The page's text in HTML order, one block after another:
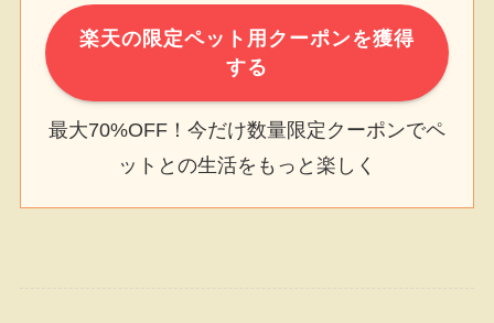
楽天の限定ペット用クーポンを獲得
する
最大70%OFF！今だけ数量限定クーポンでペ
ットとの生活をもっと楽しく